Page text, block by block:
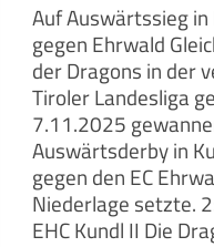
Auf Auswärtssieg
gegen Ehrwald
der Dragons in der
Tiroler Landesliga
7.11.2025
Auswärtsderby in
gegen den EC
Niederlage setzte.
EHC Kundl II Die